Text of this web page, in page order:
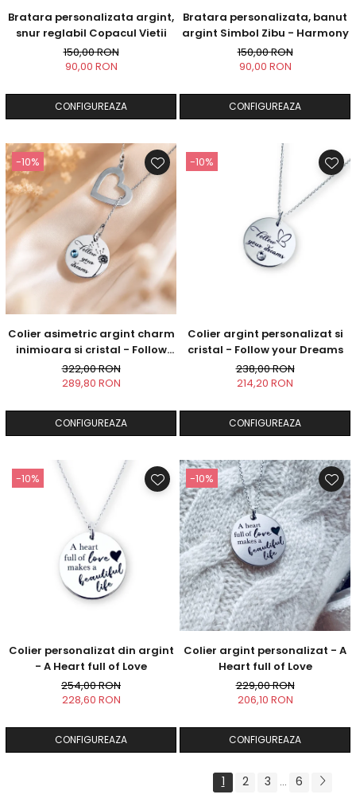
Bratara personalizata argint,
snur reglabil Copacul Vietii
150,00 RON
90,00 RON
CONFIGUREAZA
Bratara personalizata, banut
argint Simbol Zibu - Harmony
150,00 RON
90,00 RON
CONFIGUREAZA
-10%
Colier asimetric argint charm
inimioara si cristal - Follow
your Dreams
322,00 RON
289,80 RON
CONFIGUREAZA
-10%
Colier argint personalizat si
cristal - Follow your Dreams
238,00 RON
214,20 RON
CONFIGUREAZA
-10%
Colier personalizat din argint
- A Heart full of Love
254,00 RON
228,60 RON
CONFIGUREAZA
-10%
Colier argint personalizat - A
Heart full of Love
229,00 RON
206,10 RON
CONFIGUREAZA
1 2 3 ... 6